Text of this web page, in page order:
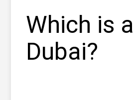
Which is
Dubai?